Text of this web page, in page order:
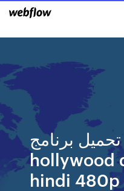
تحميل برنامج starwars
hollywood